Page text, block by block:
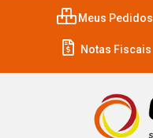
Meus Pedidos
Notas Fiscais